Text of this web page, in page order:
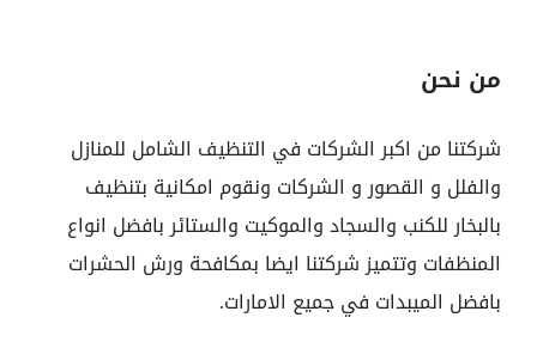
من نحن
شركتنا من اكبر الشركات في التنظيف الشامل للمنازل
والفلل و القصور و الشركات ونقوم امكانية بتنظيف
بالبخار للكنب والسجاد والموكيت والستائر بافضل انواع
المنظفات وتتميز شركتنا ايضا بمكافحة ورش الحشرات
بافضل الميبدات في جميع الامارات.